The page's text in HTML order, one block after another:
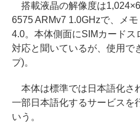
搭載液晶の解像度は
6575 ARMv7 1.0GHzで、メ
4.0。本体側面にSIMカード
対応と聞いているが、使用で
プ)。
本体は標準では日本語化さ
一部日本語化するサービスを
いう。